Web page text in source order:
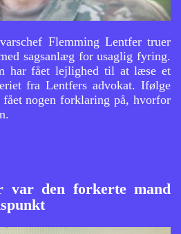
Flemming Lentfer truer
sagsanlæg for usaglig fyring.
har fået lejlighed til at læse et
fra Lentfers advokat. Ifølge
nogen forklaring på, hvorfor
var den forkerte mand